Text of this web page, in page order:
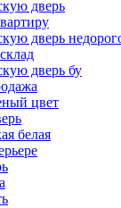
дверь
дверь
дверь бу
цвет
белая